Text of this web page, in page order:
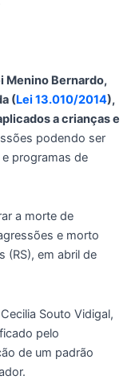
Menino Bernardo,
(Lei 13.010/2014),
a crianças e
podendo ser
programas de
a morte de
e morto
(RS), em abril de
Souto Vidigal,
pelo
de um padrão